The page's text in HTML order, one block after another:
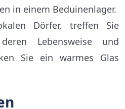
in einem Beduinenlager.
Dörfer, treffen Sie
Lebensweise und
Sie ein warmes Glas